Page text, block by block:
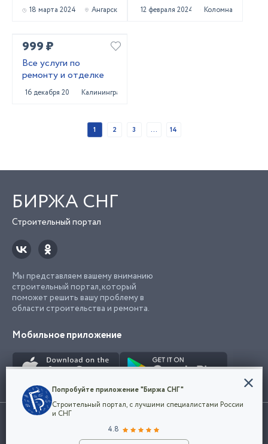
18 марта 2024 Ангарск 12 февраля 2024 Коломна
999 ₽
Все услуги по
ремонту и отделке
16 декабря 2023 Калининград
1 2 3 ... 14
БИРЖА СНГ
Строительный портал
Мы представляем вашему вниманию
строительный портал, который
поможет решить вашу проблему в
области строительства и ремонта.
Мобильное приложение
Использование сайта, в том числе подача объявлений, означает
марки представленные на сайте являются собственностью их
Конфиденциальность
Мы используем файлы cookie, чтобы сделать
наш сайт удобным для каждого
Политикой конфиденциальности компании
Попробуйте приложение "Биржа СНГ"
Строительный портал, с лучшими специалистами России
и СНГ
4.8